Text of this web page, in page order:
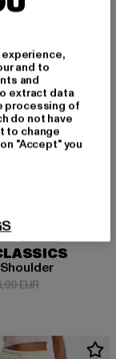
11,99 EUR
EURAktionspreis:
and to
and
extract data
processing of
do not have
to change
"Accept" you